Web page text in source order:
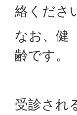
絡くださ
なお、健
齢です。
受診され